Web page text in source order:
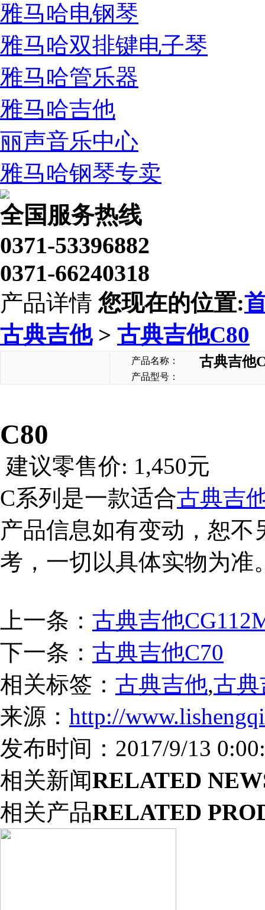
雅马哈电钢琴
雅马哈双排键电子琴
雅马哈管乐器
雅马哈吉他
丽声音乐中心
雅马哈钢琴专卖
全国服务热线
0371-53396882
0371-66240318
产品详情 您现在的位置:
古典吉他> 古典吉他C80
产品名称： 古典吉他
产品型号：
C80
建议零售价: 1,450元
C系列是一款适合古典吉
产品信息如有变动，恕
考，一切以具体实物为准
上一条： 古典吉他
下一条： 古典吉他C70
相关标签： 古典吉他,古
来源： http://
发布时间：2017/9/13
相关新闻RELATED
相关产品RELATED